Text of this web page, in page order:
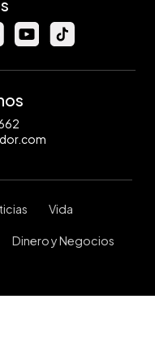
Vida
Dinero y Negocios